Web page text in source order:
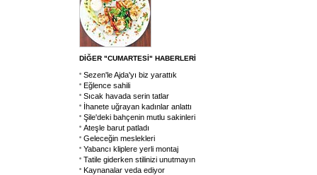
DİĞER "CUMARTESİ" HABERLERİ
Sezen'le Ajda'yı biz yarattık
Eğlence sahili
Sıcak havada serin tatlar
İhanete uğrayan kadınlar anlattı
Şile'deki bahçenin mutlu sakinleri
Ateşle barut patladı
Geleceğin meslekleri
Yabancı kliplere yerli montaj
Tatile giderken stilinizi unutmayın
Kaynanalar veda ediyor